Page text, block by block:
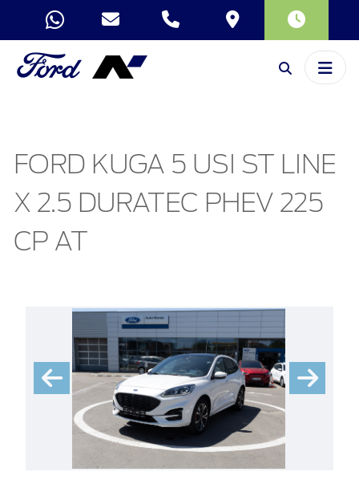
FORD KUGA 5 USI ST LINE
X 2.5 DURATEC PHEV 225
CP AT